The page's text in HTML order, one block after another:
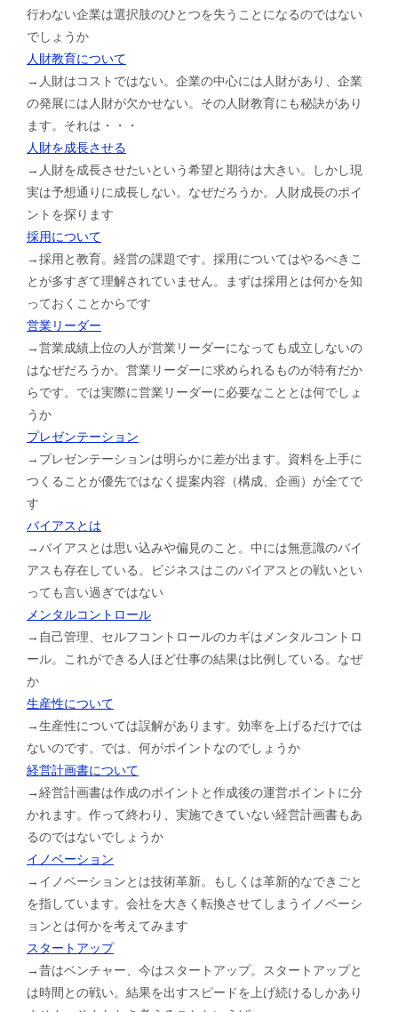
行わない企業は選択肢のひとつを失うことになるのではない
でしょうか
人財教育について
→人財はコストではない。企業の中心には人財があり、企業
の発展には人財が欠かせない。その人財教育にも秘訣があり
ます。それは・・・
人財を成長させる
→人財を成長させたいという希望と期待は大きい。しかし現
実は予想通りに成長しない。なぜだろうか。人財成長のポイ
ントを探ります
採用について
→採用と教育。経営の課題です。採用についてはやるべきこ
とが多すぎて理解されていません。まずは採用とは何かを知
っておくことからです
営業リーダー
→営業成績上位の人が営業リーダーになっても成立しないの
はなぜだろうか。営業リーダーに求められるものが特有だか
らです。では実際に営業リーダーに必要なこととは何でしょ
うか
プレゼンテーション
→プレゼンテーションは明らかに差が出ます。資料を上手に
つくることが優先ではなく提案内容（構成、企画）が全てで
す
バイアスとは
→バイアスとは思い込みや偏見のこと。中には無意識のバイ
アスも存在している。ビジネスはこのバイアスとの戦いとい
っても言い過ぎではない
メンタルコントロール
→自己管理、セルフコントロールのカギはメンタルコントロ
ール。これができる人ほど仕事の結果は比例している。なぜ
か
生産性について
→生産性については誤解があります。効率を上げるだけでは
ないのです。では、何がポイントなのでしょうか
経営計画書について
→経営計画書は作成のポイントと作成後の運営ポイントに分
かれます。作って終わり、実施できていない経営計画書もあ
るのではないでしょうか
イノベーション
→イノベーションとは技術革新。もしくは革新的なできごと
を指しています。会社を大きく転換させてしまうイノベーシ
ョンとは何かを考えてみます
スタートアップ
→昔はベンチャー、今はスタートアップ。スタートアップと
は時間との戦い。結果を出すスピードを上げ続けるしかあり